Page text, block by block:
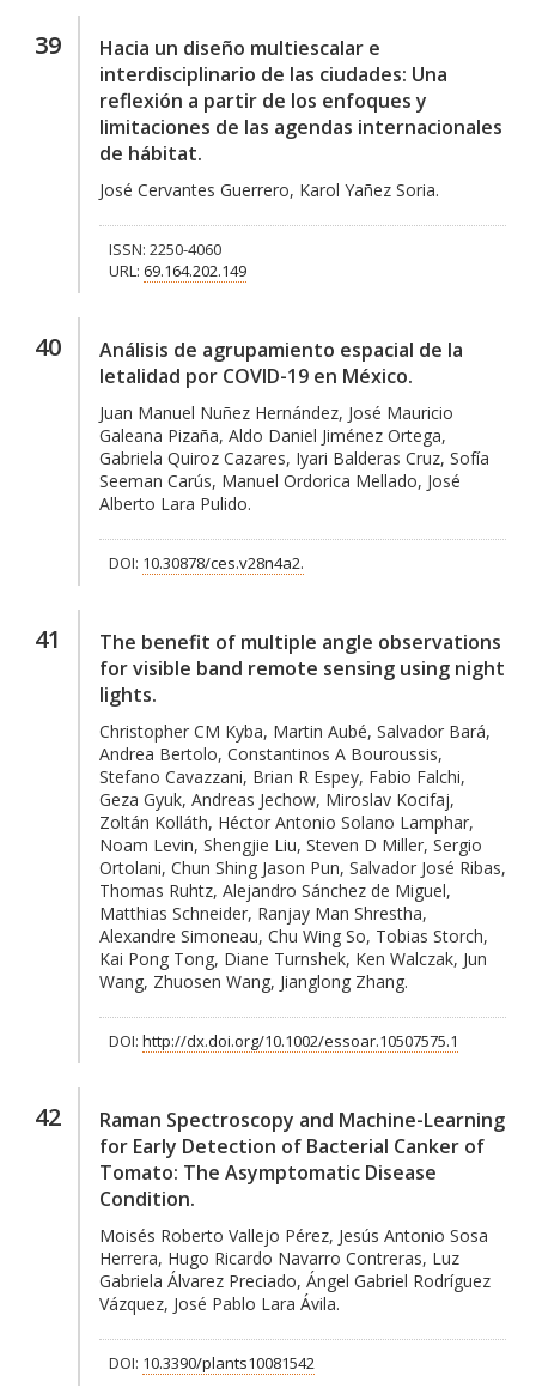
39
Hacia un diseño multiescalar e
interdisciplinario de las ciudades: Una
reflexión a partir de los enfoques y
limitaciones de las agendas internacionales
de hábitat.
José Cervantes Guerrero, Karol Yañez Soria.
ISSN: 2250-4060
URL: 69.164.202.149
40
Análisis de agrupamiento espacial de la
letalidad por COVID-19 en México.
Juan Manuel Nuñez Hernández, José Mauricio
Galeana Pizaña, Aldo Daniel Jiménez Ortega,
Gabriela Quiroz Cazares, Iyari Balderas Cruz, Sofía
Seeman Carús, Manuel Ordorica Mellado, José
Alberto Lara Pulido.
DOI: 10.30878/ces.v28n4a2.
41
The benefit of multiple angle observations
for visible band remote sensing using night
lights.
Christopher CM Kyba, Martin Aubé, Salvador Bará,
Andrea Bertolo, Constantinos A Bouroussis,
Stefano Cavazzani, Brian R Espey, Fabio Falchi,
Geza Gyuk, Andreas Jechow, Miroslav Kocifaj,
Zoltán Kolláth, Héctor Antonio Solano Lamphar,
Noam Levin, Shengjie Liu, Steven D Miller, Sergio
Ortolani, Chun Shing Jason Pun, Salvador José Ribas,
Thomas Ruhtz, Alejandro Sánchez de Miguel,
Matthias Schneider, Ranjay Man Shrestha,
Alexandre Simoneau, Chu Wing So, Tobias Storch,
Kai Pong Tong, Diane Turnshek, Ken Walczak, Jun
Wang, Zhuosen Wang, Jianglong Zhang.
DOI: http://dx.doi.org/10.1002/essoar.10507575.1
42
Raman Spectroscopy and Machine-Learning
for Early Detection of Bacterial Canker of
Tomato: The Asymptomatic Disease
Condition.
Moisés Roberto Vallejo Pérez, Jesús Antonio Sosa
Herrera, Hugo Ricardo Navarro Contreras, Luz
Gabriela Álvarez Preciado, Ángel Gabriel Rodríguez
Vázquez, José Pablo Lara Ávila.
DOI: 10.3390/plants10081542